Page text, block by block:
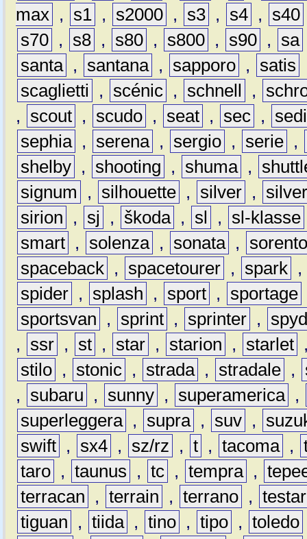
max , s1 , s2000 , s3 , s4 , s40
s70 , s8 , s80 , s800 , s90 , sa
santa , santana , sapporo , satis
scaglietti
, scénic , schnell ,
,
scout , scudo , seat , sec ,
sephia , serena , sergio , serie ,
shelby , shooting , shuma ,
signum
, silhouette , silver ,
sirion
, sj , škoda , sl , sl-klasse
smart , solenza , sonata ,
spaceback , spacetourer , spark ,
spider , splash , sport , sportage
sportsvan
, sprint , sprinter ,
,
ssr , st , star , starion , starlet
stilo , stonic , strada , stradale ,
,
subaru , sunny , superamerica ,
superleggera , supra , suv ,
swift , sx4 , sz/rz , t , tacoma ,
taro , taunus , tc , tempra ,
terracan
, terrain , terrano ,
tiguan
, tiida , tino , tipo , toledo